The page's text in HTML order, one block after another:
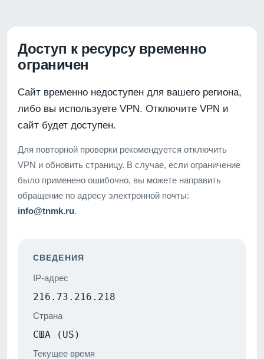
Доступ к ресурсу временно
ограничен
Сайт временно недоступен для вашего региона,
либо вы используете VPN. Отключите VPN и
сайт будет доступен.
Для повторной проверки рекомендуется отключить
VPN и обновить страницу. В случае, если ограничение
было применено ошибочно, вы можете направить
обращение по адресу электронной почты:
info@tnmk.ru.
СВЕДЕНИЯ
IP-адрес
216.73.216.218
Страна
США (US)
Текущее время